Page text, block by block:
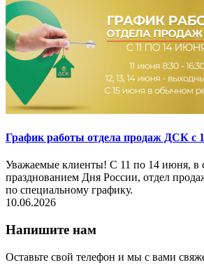
График работы отдела продаж ДСК с
Уважаемые клиенты! С 11 по 14 июня, в
празднованием Дня России, отдел
по специальному графику.
10.06.2026
Напишите нам
Оставьте свой телефон и мы с вами